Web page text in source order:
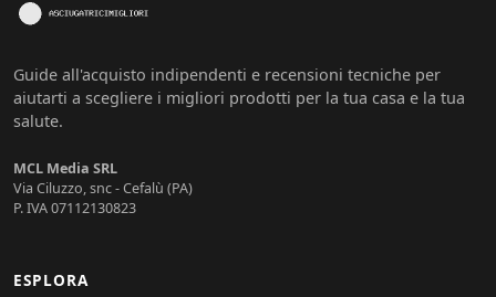
Guide all'acquisto indipendenti e recensioni tecniche per
aiutarti a scegliere i migliori prodotti per la tua casa e la tua
salute.
MCL Media SRL
Via Ciluzzo, snc - Cefalù (PA)
P. IVA 07112130823
ESPLORA